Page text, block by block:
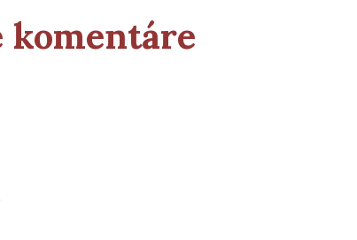
komentáre